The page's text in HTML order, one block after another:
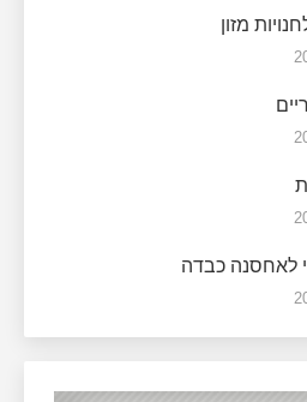
מזון
לאחסנה כבדה